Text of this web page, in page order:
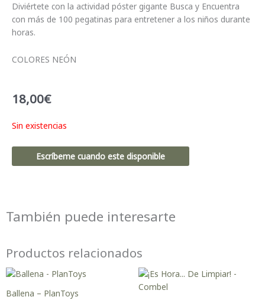
Diviértete con la actividad póster gigante Busca y Encuentra
con más de 100 pegatinas para entretener a los niños durante
horas.
COLORES NEÓN
18,00€
Sin existencias
Escríbeme cuando este disponible
También puede interesarte
Productos relacionados
Ballena – PlanToys